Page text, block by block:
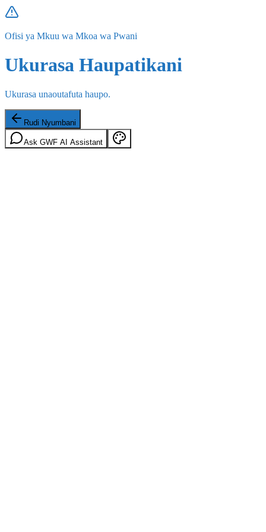
Ofisi ya Mkuu wa Mkoa wa Pwani
Ukurasa Haupatikani
Ukurasa unaoutafuta haupo.
Rudi Nyumbani
Ask GWF AI Assistant